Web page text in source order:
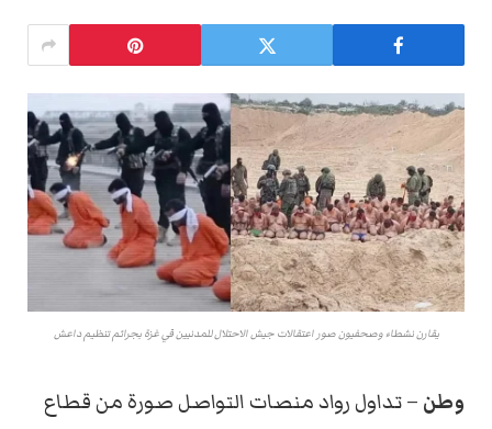
يقارن نشطاء وصحفيون صور اعتقالات جيش الاحتلال للمدنيين في غزة بجرائم تنظيم داعش
وطن – تداول رواد منصات التواصل صورة من قطاع